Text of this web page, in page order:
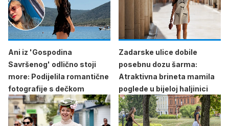
Ani iz 'Gospodina
Savršenog' odlično stoji
more: Podijelila romantične
fotografije s dečkom
Zadarske ulice dobile
posebnu dozu šarma:
Atraktivna brineta mamila
poglede u bijeloj haljinici